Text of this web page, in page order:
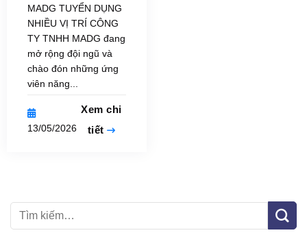
MADG TUYỂN DỤNG
NHIỀU VỊ TRÍ CÔNG
TY TNHH MADG đang
mở rộng đội ngũ và
chào đón những ứng
viên năng...
13/05/2026
Xem chi
tiết